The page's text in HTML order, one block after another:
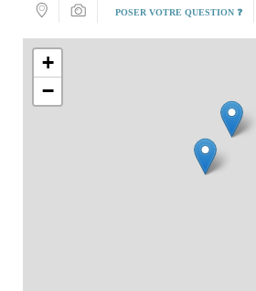
POSER VOTRE QUESTION ❓
+
−